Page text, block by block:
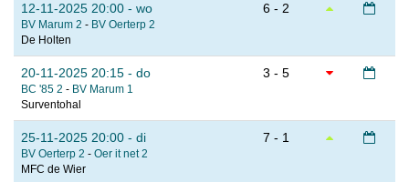
12-11-2025 20:00 - wo
BV Marum 2 - BV Oerterp 2
De Holten
6 - 2
20-11-2025 20:15 - do
BC '85 2 - BV Marum 1
Surventohal
3 - 5
25-11-2025 20:00 - di
BV Oerterp 2 - Oer it net 2
MFC de Wier
7 - 1